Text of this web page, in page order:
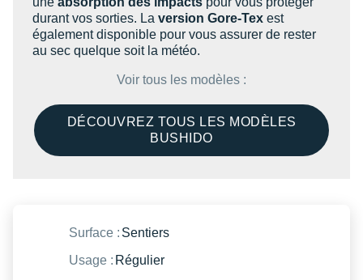
durant vos sorties. La version Gore-Tex est
également disponible pour vous assurer de rester
au sec quelque soit la météo.
Voir tous les modèles :
DÉCOUVREZ TOUS LES MODÈLES
BUSHIDO
Surface : Sentiers
Usage : Régulier
Suunto
Ta Energy
The North Face
Thuasne
Under Armour
X-Socks